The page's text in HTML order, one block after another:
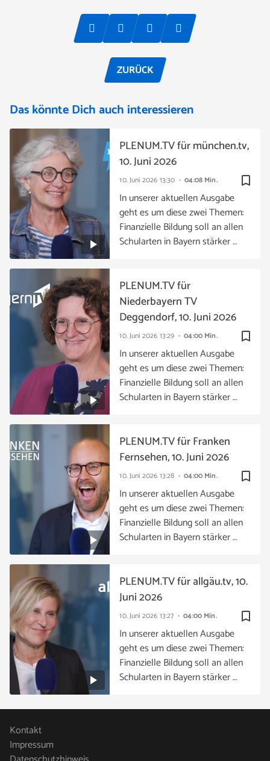
ZURÜCK
Das könnte Dich auch interessieren
bookmark_border
10. Juni 2026 13:30 04:08 Min.
PLENUM.TV für münchen.tv,
10. Juni 2026
In unserer aktuellen Ausgabe
geht es um diese zwei Themen:
Finanzielle Bildung soll an allen
Schularten in Bayern stärker …
bookmark_border
10. Juni 2026 13:29 04:00 Min.
PLENUM.TV für
Niederbayern TV
Deggendorf, 10. Juni 2026
In unserer aktuellen Ausgabe
geht es um diese zwei Themen:
Finanzielle Bildung soll an allen
Schularten in Bayern stärker …
bookmark_border
10. Juni 2026 13:28 04:00 Min.
PLENUM.TV für Franken
Fernsehen, 10. Juni 2026
In unserer aktuellen Ausgabe
geht es um diese zwei Themen:
Finanzielle Bildung soll an allen
Schularten in Bayern stärker …
bookmark_border
10. Juni 2026 13:27 04:00 Min.
PLENUM.TV für allgäu.tv, 10.
Juni 2026
In unserer aktuellen Ausgabe
geht es um diese zwei Themen:
Finanzielle Bildung soll an allen
Schularten in Bayern stärker …
Kontakt
Impressum